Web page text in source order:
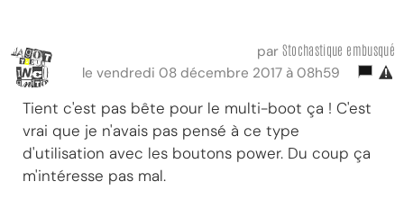
par Stochastique embusqué
le vendredi 08 décembre 2017 à 08h59
Tient c'est pas bête pour le multi-boot ça ! C'est
vrai que je n'avais pas pensé à ce type
d'utilisation avec les boutons power. Du coup ça
m'intéresse pas mal.